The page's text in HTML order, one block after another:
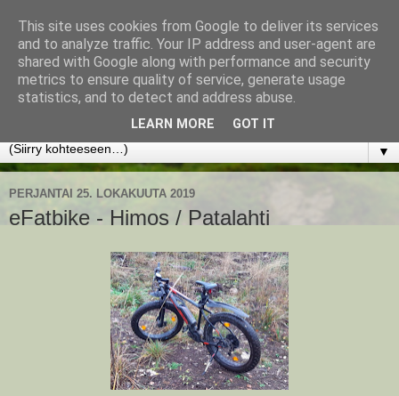
www.jyrkikokko.fi
Uusi Suunta - Jokainen hetki tarjoaa tilaisuuden muuttaa
▼
PERJANTAI 25. LOKAKUUTA 2019
eFatbike - Himos / Patalahti
This site uses cookies from Google to deliver its services
and to analyze traffic. Your IP address and user-agent are
shared with Google along with performance and security
metrics to ensure quality of service, generate usage
statistics, and to detect and address abuse.
LEARN MORE GOT IT